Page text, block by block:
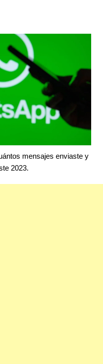
mensajes enviaste y
2023.